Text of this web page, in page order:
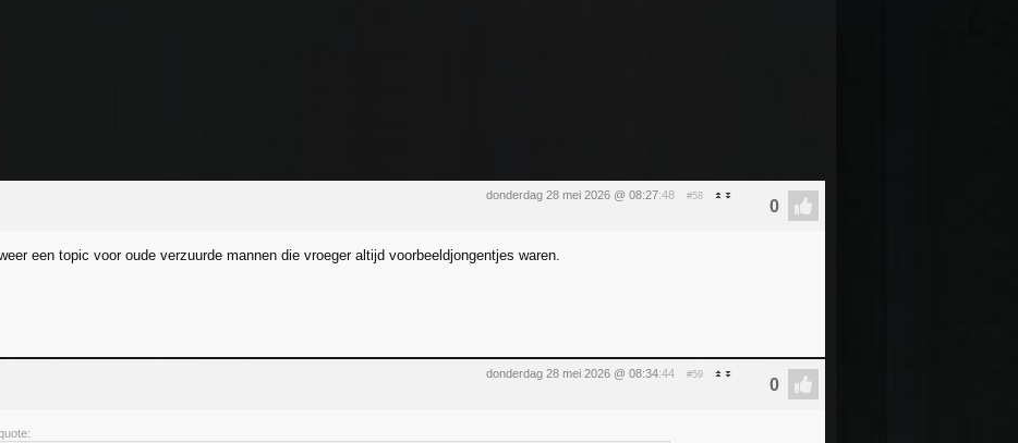
donderdag 28 mei 2026 @ 08:27:48 #58
een topic voor oude verzuurde mannen die vroeger altijd voorbeeldjongentjes waren.
donderdag 28 mei 2026 @ 08:34:44 #59